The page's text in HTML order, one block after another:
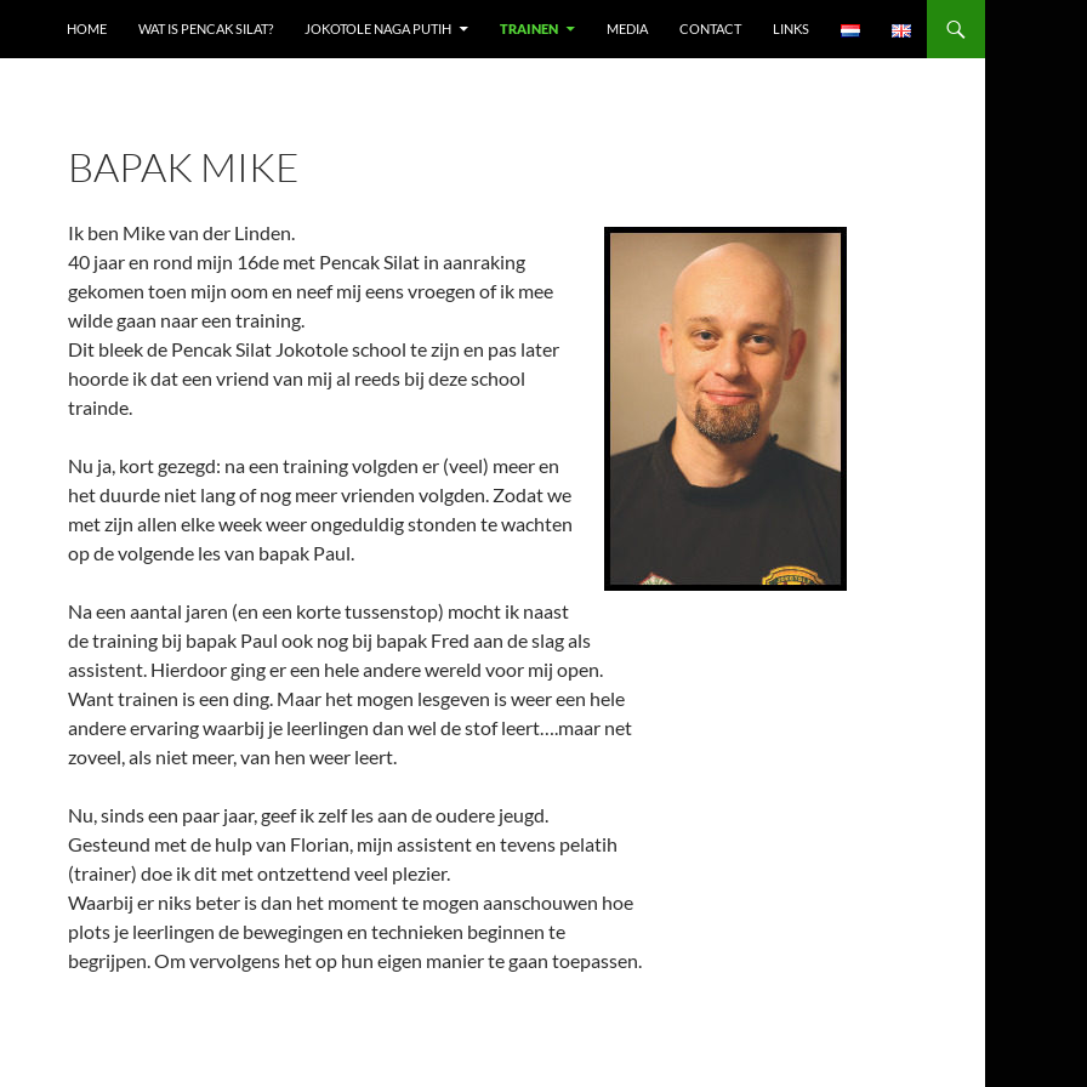
HOME WAT IS PENCAK SILAT? JOKOTOLE NAGA PUTIH TRAINEN MEDIA CONTACT LINKS
BAPAK MIKE
Ik ben Mike van der Linden.
40 jaar en rond mijn 16de met Pencak Silat in aanraking
gekomen toen mijn oom en neef mij eens vroegen of ik mee
wilde gaan naar een training.
Dit bleek de Pencak Silat Jokotole school te zijn en pas later
hoorde ik dat een vriend van mij al reeds bij deze school
trainde.
Nu ja, kort gezegd: na een training volgden er (veel) meer en
het duurde niet lang of nog meer vrienden volgden. Zodat we
met zijn allen elke week weer ongeduldig stonden te wachten
op de volgende les van bapak Paul.
Na een aantal jaren (en een korte tussenstop) mocht ik naast
de training bij bapak Paul ook nog bij bapak Fred aan de slag als
assistent. Hierdoor ging er een hele andere wereld voor mij open.
Want trainen is een ding. Maar het mogen lesgeven is weer een hele
andere ervaring waarbij je leerlingen dan wel de stof leert….maar net
zoveel, als niet meer, van hen weer leert.
Nu, sinds een paar jaar, geef ik zelf les aan de oudere jeugd.
Gesteund met de hulp van Florian, mijn assistent en tevens pelatih
(trainer) doe ik dit met ontzettend veel plezier.
Waarbij er niks beter is dan het moment te mogen aanschouwen hoe
plots je leerlingen de bewegingen en technieken beginnen te
begrijpen. Om vervolgens het op hun eigen manier te gaan toepassen.